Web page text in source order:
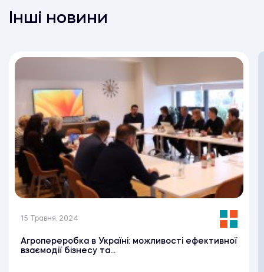
Інші новини
15 Травня, 2024
Агропереробка в Україні: можливості ефективної
взаємодії бізнесу та...